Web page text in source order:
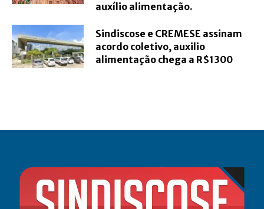
auxílio alimentação.
Sindiscose e CREMESE assinam
acordo coletivo, auxilio
alimentação chega a R$1300